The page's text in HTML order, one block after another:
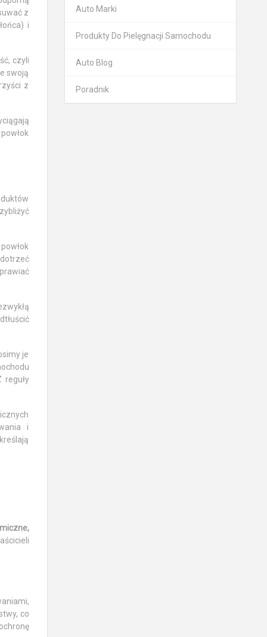
z
i
czyli
swoją
z
je
reguły
i
co
Auto Marki
Produkty Do Pielęgnacji Samochodu
Auto Blog
Poradnik